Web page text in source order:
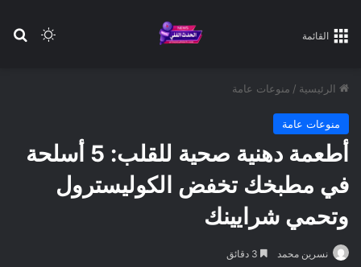
الوضع القائمة
الرئيسية / منوعات عامة
منوعات عامة
أطعمة دهنية صحية للقلب: 5 أسلحة
في مطبخك تخفض الكوليسترول
وتحمي شرايينك
نسرين محمد